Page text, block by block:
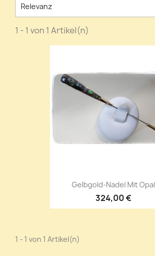
Relevanz
1 - 1 von 1 Artikel(n)
Gelbgold-Nadel Mit Opal
324,00 €
1 - 1 von 1 Artikel(n)